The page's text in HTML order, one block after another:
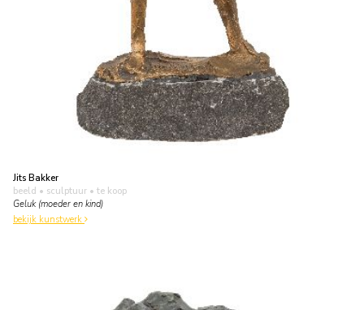
Jits Bakker
beeld • sculptuur • te koop
Geluk (moeder en kind)
bekijk kunstwerk